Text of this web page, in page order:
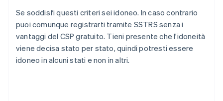
Se soddisfi questi criteri sei idoneo. In caso contrario
puoi comunque registrarti tramite SSTRS senza i
vantaggi del CSP gratuito. Tieni presente che l'idoneità
viene decisa stato per stato, quindi potresti essere
idoneo in alcuni stati e non in altri.